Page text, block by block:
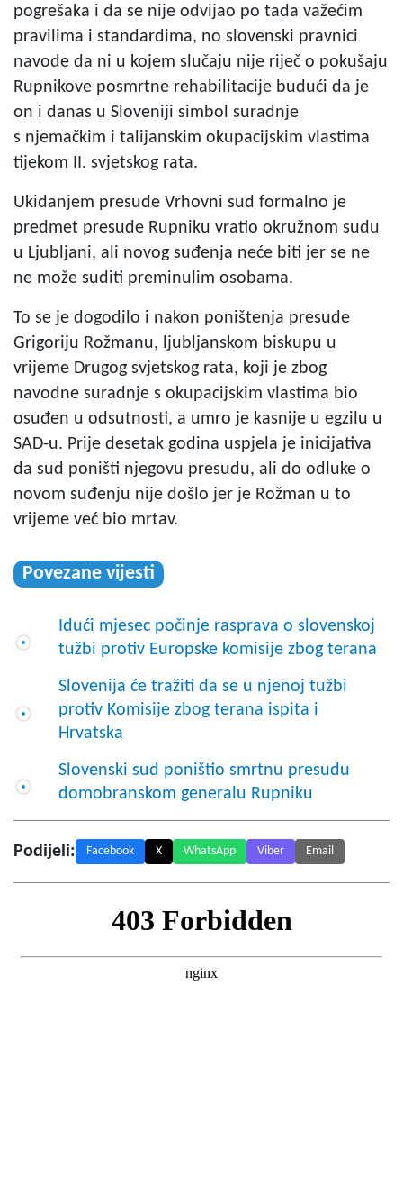
pogrešaka i da se nije odvijao po tada važećim
pravilima i standardima, no slovenski pravnici
navode da ni u kojem slučaju nije riječ o pokušaju
Rupnikove posmrtne rehabilitacije budući da je
on i danas u Sloveniji simbol suradnje
s njemačkim i talijanskim okupacijskim vlastima
tijekom II. svjetskog rata.
Ukidanjem presude Vrhovni sud formalno je
predmet presude Rupniku vratio okružnom sudu
u Ljubljani, ali novog suđenja neće biti jer se ne
ne može suditi preminulim osobama.
To se je dogodilo i nakon poništenja presude
Grigoriju Rožmanu, ljubljanskom biskupu u
vrijeme Drugog svjetskog rata, koji je zbog
navodne suradnje s okupacijskim vlastima bio
osuđen u odsutnosti, a umro je kasnije u egzilu u
SAD-u. Prije desetak godina uspjela je inicijativa
da sud poništi njegovu presudu, ali do odluke o
novom suđenju nije došlo jer je Rožman u to
vrijeme već bio mrtav.
Povezane vijesti
Idući mjesec počinje rasprava o slovenskoj
tužbi protiv Europske komisije zbog terana
Slovenija će tražiti da se u njenoj tužbi
protiv Komisije zbog terana ispita i
Hrvatska
Slovenski sud poništio smrtnu presudu
domobranskom generalu Rupniku
Podijeli: Facebook X WhatsApp Viber Email